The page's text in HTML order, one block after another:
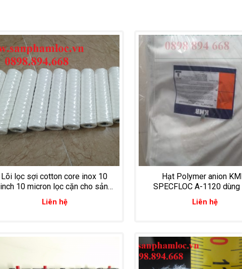
Lõi lọc sợi cotton core inox 10
inch 10 micron lọc cặn cho sản
xuất mực in
Liên hệ
Hạt Polymer anion
SPECFLOC A-1120
nước thải
Liên hệ